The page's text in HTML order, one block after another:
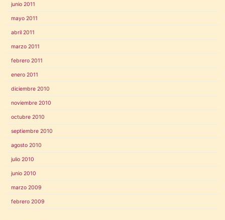
junio 2011
mayo 2011
abril 2011
marzo 2011
febrero 2011
enero 2011
diciembre 2010
noviembre 2010
octubre 2010
septiembre 2010
agosto 2010
julio 2010
junio 2010
marzo 2009
febrero 2009